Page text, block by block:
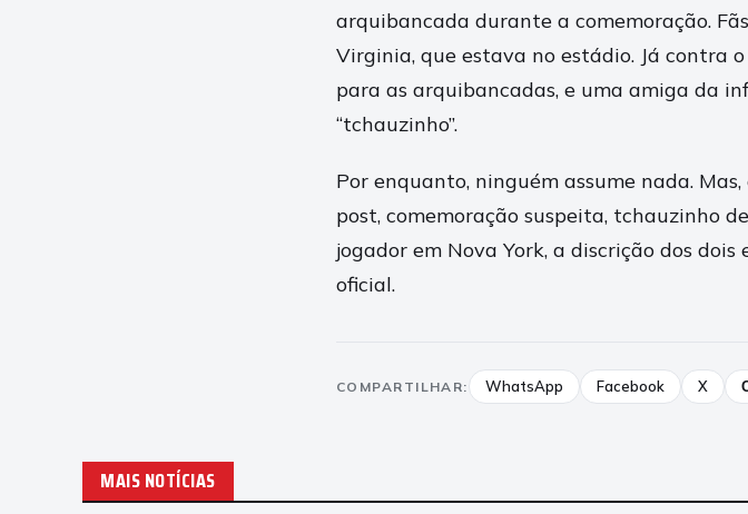
arquibancada durante a comemoração.
Virginia, que estava no estádio. Já contra
para as arquibancadas, e uma amiga da
“tchauzinho”.
Por enquanto, ninguém assume nada.
post, comemoração suspeita, tchauzinho
jogador em Nova York, a discrição dos
oficial.
COMPARTILHAR: WhatsApp Facebook X
MAIS NOTÍCIAS